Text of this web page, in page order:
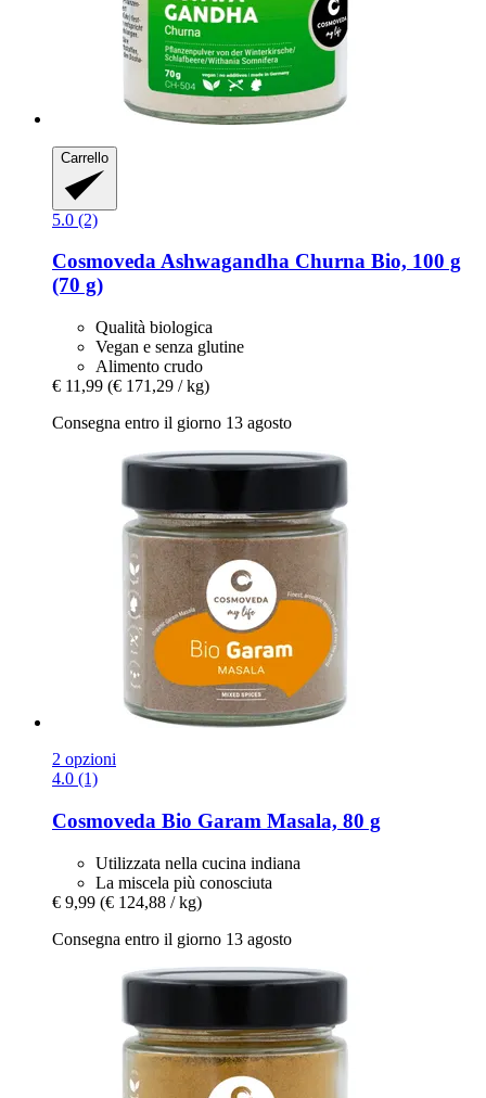
Carrello
5.0 (2)
CosmovedaAshwagandha Churna Bio, 100 g
(70 g)
Qualità biologica
Vegan e senza glutine
Alimento crudo
€ 11,99 (€ 171,29 / kg)
Consegna entro il giorno 13 agosto
2 opzioni
4.0 (1)
Cosmoveda Bio Garam Masala, 80 g
Utilizzata nella cucina indiana
La miscela più conosciuta
€ 9,99 (€ 124,88 / kg)
Consegna entro il giorno 13 agosto